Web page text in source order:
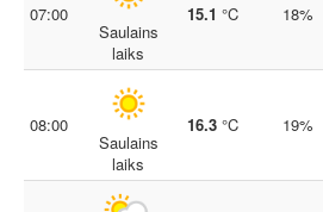
07:00
Saulains
laiks
15.1 °C 18%
08:00
Saulains
laiks
16.3 °C 19%